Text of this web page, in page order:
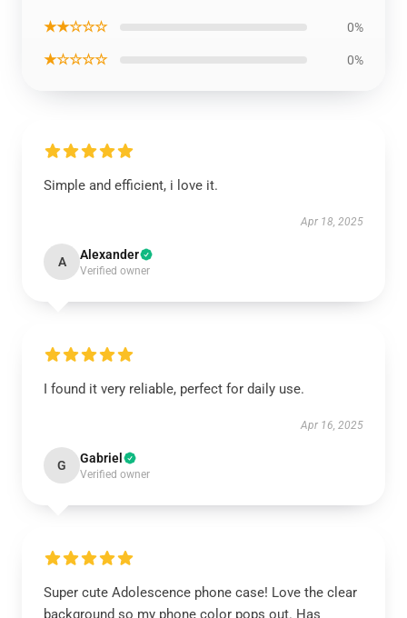
★★☆☆☆ 0%
★☆☆☆☆ 0%
Simple and efficient, i love it.
Apr 18, 2025
A Alexander
Verified owner
I found it very reliable, perfect for daily use.
Apr 16, 2025
G Gabriel
Verified owner
Super cute Adolescence phone case! Love the clear
background so my phone color pops out. Has